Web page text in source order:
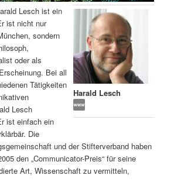
Harald Lesch
Lesch ist ein
ist nicht nur
sondern
oder als
Bei all
Tätigkeiten
Lesch
ist einfach ein
Die
und der Stifterverband haben
den „Communicator-Preis“ für seine
Art, Wissenschaft zu vermitteln,